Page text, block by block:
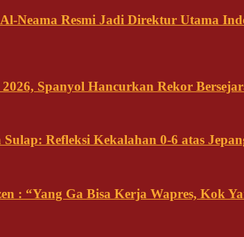
Neama Resmi Jadi Direktur Utama
Spanyol Hancurkan Rekor
Refleksi Kekalahan 0-6 atas
: “Yang Ga Bisa Kerja Wapres, Kok